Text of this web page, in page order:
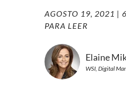
AGOSTO 19, 2021 |
PARA LEER
Elaine
WSI, Digital